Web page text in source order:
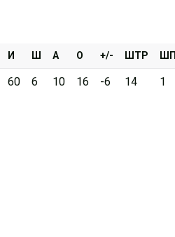
Спутник Ал
И Ш А О +/- ШТР ШП
60 6 10 16 -6 14 1